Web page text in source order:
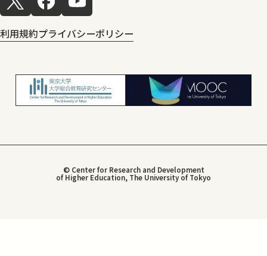
利用規約プライバシーポリシー
© Center for Research and Development
of Higher Education, The University of Tokyo